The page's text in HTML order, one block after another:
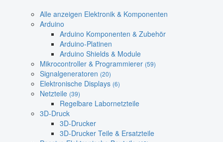
Alle anzeigen Elektronik & Komponenten
Arduino
Arduino Komponenten & Zubehör
Arduino-Platinen
Arduino Shields & Module
Mikrocontroller & Programmierer (59)
Signalgeneratoren (20)
Elektronische Displays (6)
Netzteile (39)
Regelbare Labornetzteile
3D-Druck
3D-Drucker
3D-Drucker Teile & Ersatzteile